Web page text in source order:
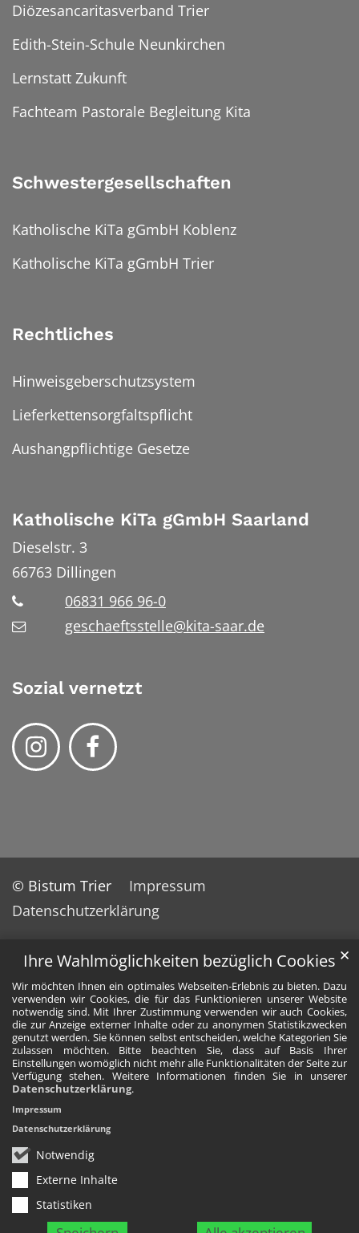
Ihre Wahlmöglichkeiten bezüglich Cookies
Wir möchten Ihnen ein optimales Webseiten-Erlebnis zu bieten. Dazu
verwenden wir Cookies, die für das Funktionieren unserer Website
notwendig sind. Mit Ihrer Zustimmung verwenden wir auch Cookies,
die zur Anzeige externer Inhalte oder zu anonymen Statistikzwecken
genutzt werden. Sie können selbst entscheiden, welche Kategorien Sie
zulassen möchten. Bitte beachten Sie, dass auf Basis Ihrer
Einstellungen womöglich nicht mehr alle Funktionalitäten der Seite zur
Verfügung stehen. Weitere Informationen finden Sie in unserer
Datenschutzerklärung.
Notwendig
Externe Inhalte
Statistiken
✕
Impressum
Datenschutzerklärung
Diözesancaritasverband Trier
Edith-Stein-Schule Neunkirchen
Lernstatt Zukunft
Fachteam Pastorale Begleitung Kita
Schwestergesellschaften
Katholische KiTa gGmbH Koblenz
Katholische KiTa gGmbH Trier
Rechtliches
Hinweisgeberschutzsystem
Lieferkettensorgfaltspflicht
Aushangpflichtige Gesetze
Katholische KiTa gGmbH Saarland
Dieselstr. 3
66763 Dillingen
06831 966 96-0
geschaeftsstelle@kita-saar.de
Sozial vernetzt
© Bistum Trier
Impressum
Datenschutzerklärung